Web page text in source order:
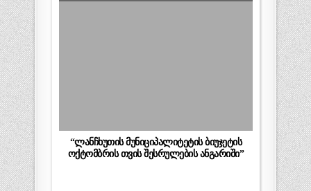
“ლანჩხუთის მუნიციპალიტეტის ბიუჯეტის
ოქტომბრის თვის შესრულების ანგარიში”